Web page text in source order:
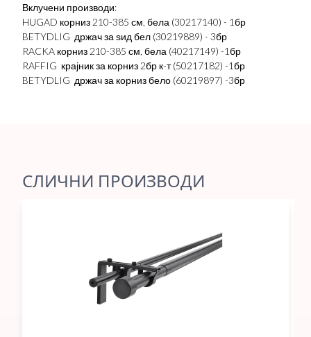
Вклучени производи:
HUGAD корниз 210-385 см, бела (30217140) - 1бр
BETYDLIG држач за ѕид бел (30219889) - 3бр
RACKA корниз 210-385 см, бела (40217149) -1бр
RAFFIG крајник за корниз 2бр к-т (50217182) -1бр
BETYDLIG држач за корниз бело (60219897) -3бр
СЛИЧНИ ПРОИЗВОДИ